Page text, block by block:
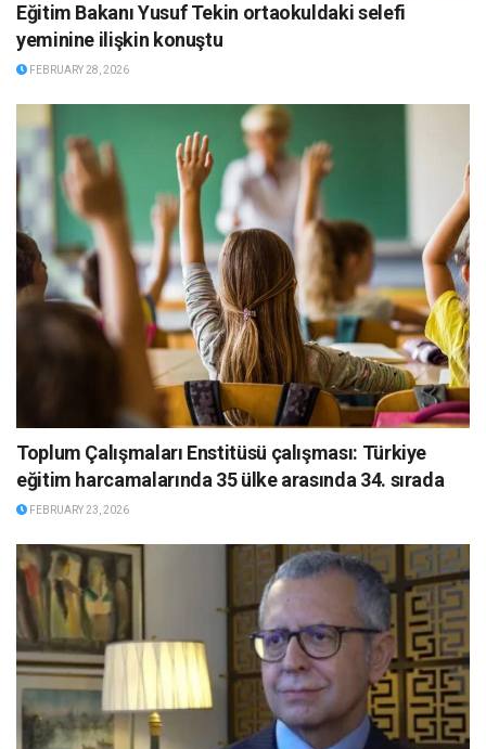
Eğitim Bakanı Yusuf Tekin ortaokuldaki selefi
yeminine ilişkin konuştu
FEBRUARY 28, 2026
Toplum Çalışmaları Enstitüsü çalışması: Türkiye
eğitim harcamalarında 35 ülke arasında 34. sırada
FEBRUARY 23, 2026